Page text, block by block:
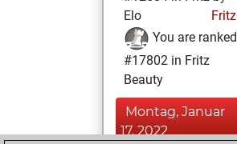
Elo
Fritz
You are ranked
#17802 in Fritz
Beauty
Montag, Januar
17, 2022